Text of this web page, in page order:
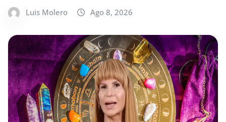
Luis Molero Ago 8, 2026